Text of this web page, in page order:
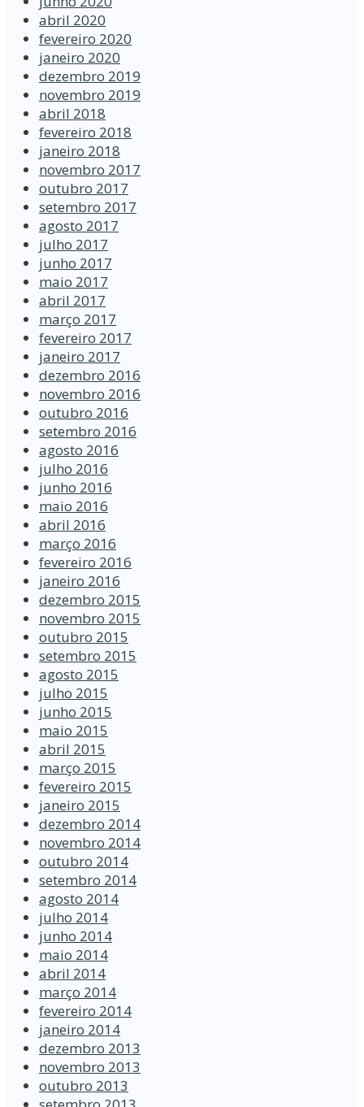
abril 2020
fevereiro 2020
janeiro 2020
dezembro 2019
novembro 2019
abril 2018
fevereiro 2018
janeiro 2018
novembro 2017
outubro 2017
setembro 2017
agosto 2017
julho 2017
junho 2017
maio 2017
abril 2017
março 2017
fevereiro 2017
janeiro 2017
dezembro 2016
novembro 2016
outubro 2016
setembro 2016
agosto 2016
julho 2016
junho 2016
maio 2016
abril 2016
março 2016
fevereiro 2016
janeiro 2016
dezembro 2015
novembro 2015
outubro 2015
setembro 2015
agosto 2015
julho 2015
junho 2015
maio 2015
abril 2015
março 2015
fevereiro 2015
janeiro 2015
dezembro 2014
novembro 2014
outubro 2014
setembro 2014
agosto 2014
julho 2014
junho 2014
maio 2014
abril 2014
março 2014
fevereiro 2014
janeiro 2014
dezembro 2013
novembro 2013
outubro 2013